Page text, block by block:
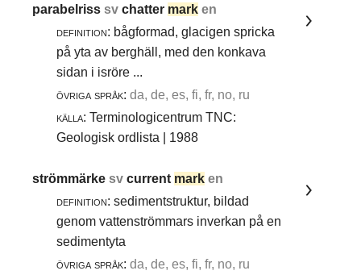
parabelrisssvchatter mark en
definition: bågformad, glacigen spricka
på yta av berghäll, med den konkava
sidan i isröre ...
övriga språk: da, de, es, fi, fr, no, ru
källa: Terminologicentrum TNC:
Geologisk ordlista | 1988
strömmärkesvcurrent mark en
definition: sedimentstruktur, bildad
genom vattenströmmars inverkan på en
sedimentyta
övriga språk: da, de, es, fi, fr, no, ru